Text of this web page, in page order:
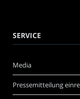
SERVICE
Media
Pressemitteilung